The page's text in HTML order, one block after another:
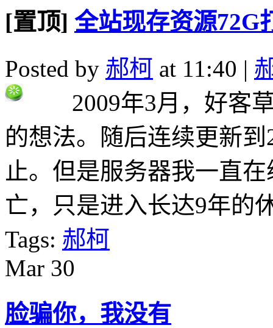
[置顶] 全站现存资源72G
Posted by 郝柯 at 11:40 |
2009年3月，好客草
的想法。随后连续更新
止。但是服务器我一直
亡，只是进入长达9年的
Tags: 郝柯
Mar 30
脸骗你，我没有